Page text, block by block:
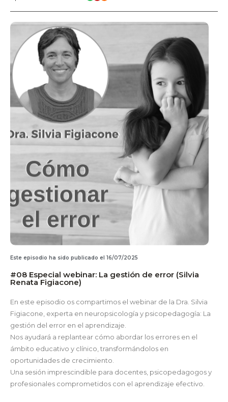
Este episodio ha sido publicado el 16/07/2025
#08 Especial webinar: La gestión de error (Silvia
Renata Figiacone)
En este episodio os compartimos el webinar de la Dra. Silvia
Figiacone, experta en neuropsicología y psicopedagogía: La
gestión del error en el aprendizaje.
Nos ayudará a replantear cómo abordar los errores en el
ámbito educativo y clínico, transformándolos en
oportunidades de crecimiento.
Una sesión imprescindible para docentes, psicopedagogos y
profesionales comprometidos con el aprendizaje efectivo.